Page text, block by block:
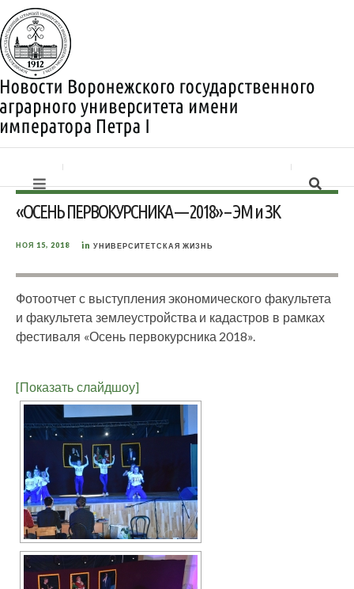
«ОСЕНЬ ПЕРВОКУРСНИКА — 2018» – ЭМ и ЗК
НОЯ 15, 2018 in УНИВЕРСИТЕТСКАЯ ЖИЗНЬ
Фотоотчет с выступления экономического факультета
и факультета землеустройства и кадастров в рамках
фестиваля «Осень первокурсника 2018».
[Показать слайдшоу]